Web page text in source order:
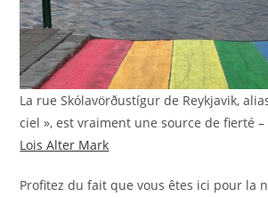
La rue Skólavörðustígur de Reykjavik,
ciel », est vraiment une source de fierté –
Lois Alter Mark
Profitez du fait que vous êtes ici pour la